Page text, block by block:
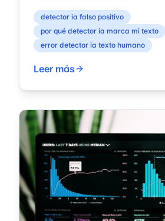
los patrones de escritura
detector ia falso positivo
por qué detector ia marca mi texto
error detector ia texto humano
Leer más